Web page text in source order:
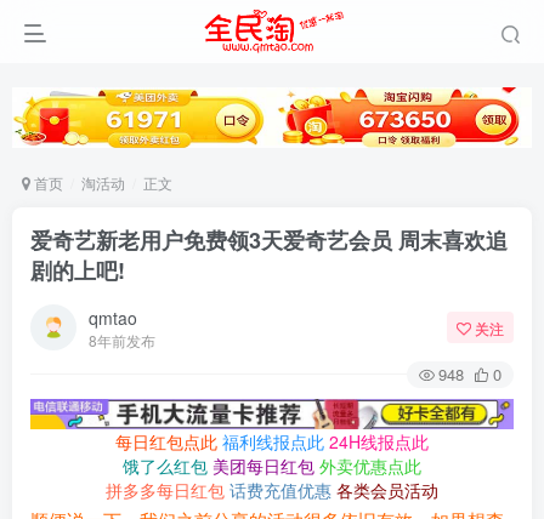
首页 淘活动 正文
爱奇艺新老用户免费领3天爱奇艺会员 周末喜欢追
剧的上吧!
qmtao
8年前发布
关注
948 0
每日红包点此 福利线报点此 24H线报点此
饿了么红包 美团每日红包 外卖优惠点此
拼多多每日红包 话费充值优惠 各类会员活动